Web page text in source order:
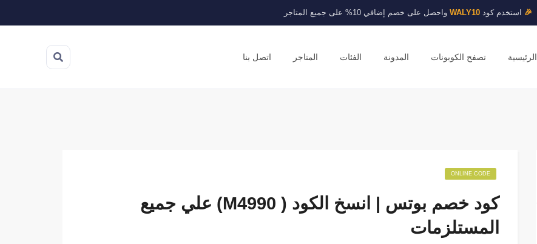
🎉 استخدم كودWALY10 واحصل على خصم إضافي 10% على جميع المتاجر
الرئيسية تصفح الكوبونات المدونة الفئات المتاجر اتصل بنا
ONLINE CODE
كود خصم بوتس | انسخ الكود ( M4990) علي جميع
المستلزمات